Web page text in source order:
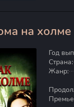
на холме
Год
Страна:
Жанр: